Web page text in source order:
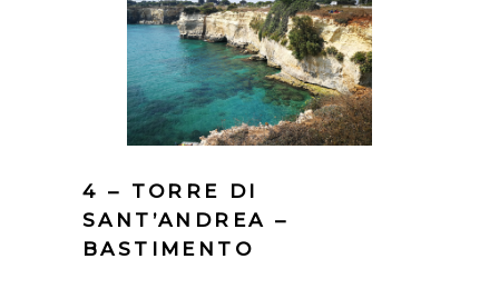
4 – TORRE DI
SANT’ANDREA –
BASTIMENTO